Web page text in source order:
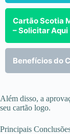
Cartão Scotia
– Solicitar Aqui
Benefícios do
Além disso, a
seu cartão logo.
Principais